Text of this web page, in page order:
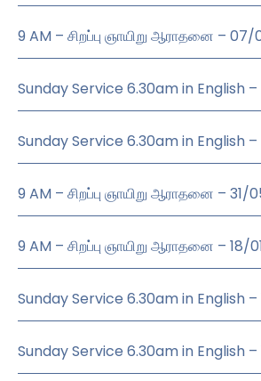
9 AM – சிறப்பு ஞாயிறு ஆராதனை –
Sunday Service 6.30am in English
Sunday Service 6.30am in English
9 AM – சிறப்பு ஞாயிறு ஆராதனை – 31/
9 AM – சிறப்பு ஞாயிறு ஆராதனை – 18/
Sunday Service 6.30am in English –
Sunday Service 6.30am in English –